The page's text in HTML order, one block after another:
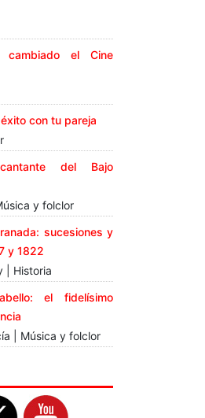
el Cine
con tu pareja
del Bajo
y folclor
sucesiones y
y 1822
| Historia
el fidelísimo
| Música y folclor